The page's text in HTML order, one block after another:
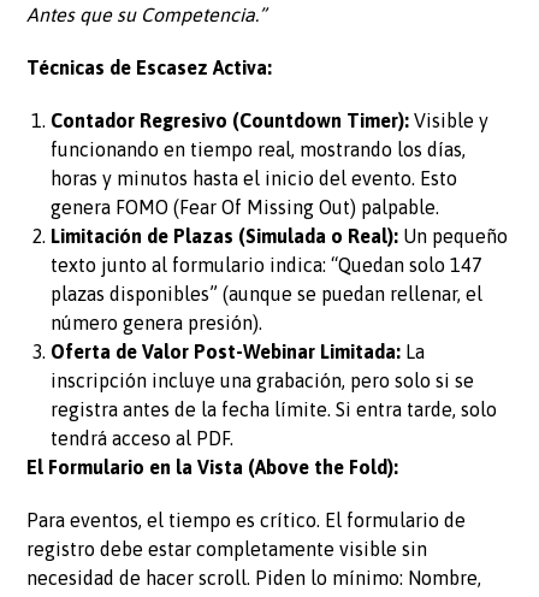
Antes que su Competencia.”
Técnicas de Escasez Activa:
Contador Regresivo (Countdown Timer): Visible y
funcionando en tiempo real, mostrando los días,
horas y minutos hasta el inicio del evento. Esto
genera FOMO (Fear Of Missing Out) palpable.
Limitación de Plazas (Simulada o Real): Un pequeño
texto junto al formulario indica: “Quedan solo 147
plazas disponibles” (aunque se puedan rellenar, el
número genera presión).
Oferta de Valor Post-Webinar Limitada: La
inscripción incluye una grabación, pero solo si se
registra antes de la fecha límite. Si entra tarde, solo
tendrá acceso al PDF.
El Formulario en la Vista (Above the Fold):
Para eventos, el tiempo es crítico. El formulario de
registro debe estar completamente visible sin
necesidad de hacer scroll. Piden lo mínimo: Nombre,